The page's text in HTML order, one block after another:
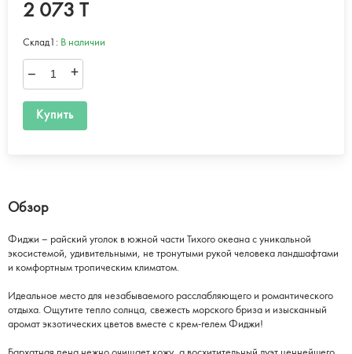
2 073 T
Склад1: В наличии
– +
Купить
Обзор
Фиджи – райский уголок в южной части Тихого океана с уникальной
экосистемой, удивительными, не тронутыми рукой человека ландшафтами
и комфортным тропическим климатом.
Идеальное место для незабываемого расслабляющего и романтического
отдыха. Ощутите тепло солнца, свежесть морского бриза и изысканный
аромат экзотических цветов вместе с крем-гелем Фиджи!